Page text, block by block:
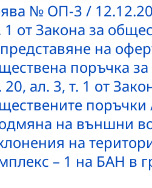
№ ОП-3 /
1 от Закона за
на
поръчка за
20, ал. 3, т. 1 от
на външни
на
– 1 на БАН в